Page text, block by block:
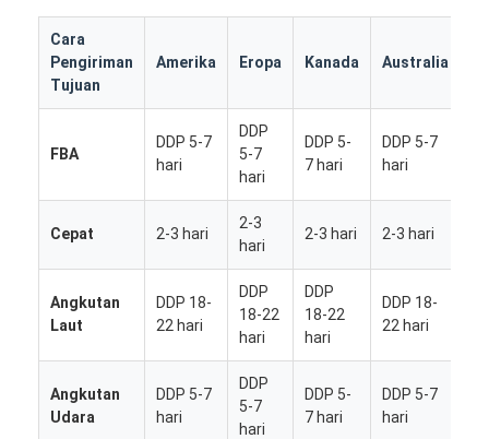
Cara
Pengiriman
Tujuan
Amerika Eropa Kanada Australia
FBA
DDP 5-7
hari
DDP
5-7
hari
DDP 5-
7 hari
DDP 5-7
hari
Cepat 2-3 hari
2-3
hari
2-3 hari 2-3 hari
Angkutan
Laut
DDP 18-
22 hari
DDP
18-22
hari
DDP
18-22
hari
DDP 18-
22 hari
Angkutan
Udara
DDP 5-7
hari
DDP
5-7
hari
DDP 5-
7 hari
DDP 5-7
hari